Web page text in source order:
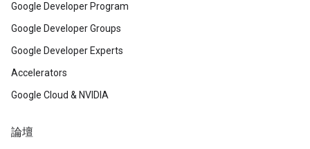
Google Developer Program
Google Developer Groups
Google Developer Experts
Accelerators
Google Cloud & NVIDIA
論壇